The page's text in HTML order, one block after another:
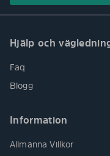
Hjälp och
Faq
Blogg
Information
Allmänna Villkor